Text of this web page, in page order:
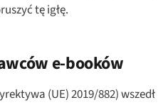
tę igłę.
e-booków
(UE) 2019/882) wszedł